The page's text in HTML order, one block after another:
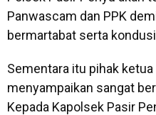
Panwascam dan PPK
bermartabat serta
Sementara itu pihak
menyampaikan sangat
Kepada Kapolsek Pasir